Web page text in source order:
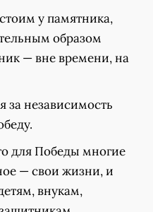
у памятника,
образом
— вне времени, на
за независимость
для Победы многие
— свои жизни, и
внукам,